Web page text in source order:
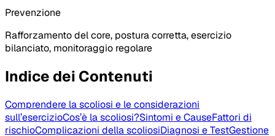
Prevenzione
Rafforzamento del core, postura corretta, esercizio
bilanciato, monitoraggio regolare
Indice dei Contenuti
Comprendere la scoliosi e le considerazioni
sull’esercizioCos’è la scoliosi?Sintomi e CauseFattori di
rischioComplicazioni della scoliosiDiagnosi e TestGestione